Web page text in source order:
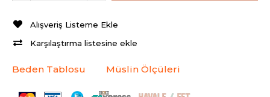
Alışveriş Listeme Ekle
Karşılaştırma listesine ekle
Beden Tablosu Müslin Ölçüleri